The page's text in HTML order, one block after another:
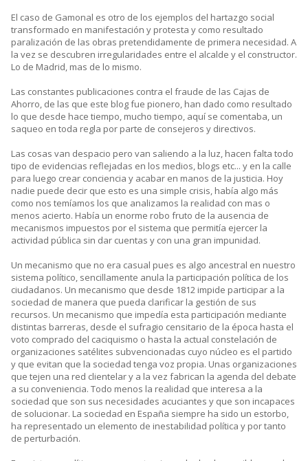
El caso de Gamonal es otro de los ejemplos del hartazgo social
transformado en manifestación y protesta y como resultado
paralización de las obras pretendidamente de primera necesidad. A
la vez se descubren irregularidades entre el alcalde y el constructor.
Lo de Madrid, mas de lo mismo.
Las constantes publicaciones contra el fraude de las Cajas de
Ahorro, de las que este blog fue pionero, han dado como resultado
lo que desde hace tiempo, mucho tiempo, aquí se comentaba, un
saqueo en toda regla por parte de consejeros y directivos.
Las cosas van despacio pero van saliendo a la luz, hacen falta todo
tipo de evidencias reflejadas en los medios, blogs etc... y en la calle
para luego crear conciencia y acabar en manos de la justicia. Hoy
nadie puede decir que esto es una simple crisis, había algo más
como nos temíamos los que analizamos la realidad con mas o
menos acierto. Había un enorme robo fruto de la ausencia de
mecanismos impuestos por el sistema que permitía ejercer la
actividad pública sin dar cuentas y con una gran impunidad.
Un mecanismo que no era casual pues es algo ancestral en nuestro
sistema político, sencillamente anula la participación política de los
ciudadanos. Un mecanismo que desde 1812 impide participar a la
sociedad de manera que pueda clarificar la gestión de sus
recursos. Un mecanismo que impedía esta participación mediante
distintas barreras, desde el sufragio censitario de la época hasta el
voto comprado del caciquismo o hasta la actual constelación de
organizaciones satélites subvencionadas cuyo núcleo es el partido
y que evitan que la sociedad tenga voz propia. Unas organizaciones
que tejen una red clientelar y a la vez fabrican la agenda del debate
a su conveniencia. Todo menos la realidad que interesa a la
sociedad que son sus necesidades acuciantes y que son incapaces
de solucionar. La sociedad en España siempre ha sido un estorbo,
ha representado un elemento de inestabilidad política y por tanto
de perturbación.